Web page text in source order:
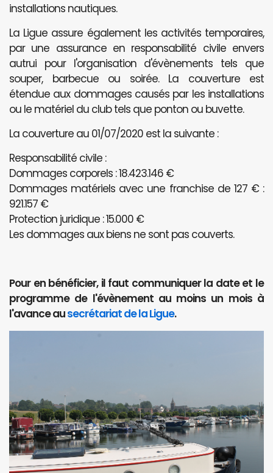
installations nautiques.
La Ligue assure également les activités temporaires,
par une assurance en responsabilité civile envers
autrui pour l'organisation d'évènements tels que
souper, barbecue ou soirée. La couverture est
étendue aux dommages causés par les installations
ou le matériel du club tels que ponton ou buvette.
La couverture au 01/07/2020 est la suivante :
Responsabilité civile :
Dommages corporels : 18.423.146 €
Dommages matériels avec une franchise de 127 € :
921.157 €
Protection juridique : 15.000 €
Les dommages aux biens ne sont pas couverts.
Pour en bénéficier, il faut communiquer la date et le
programme de l'évènement au moins un mois à
l'avance ausecrétariat de la Ligue.